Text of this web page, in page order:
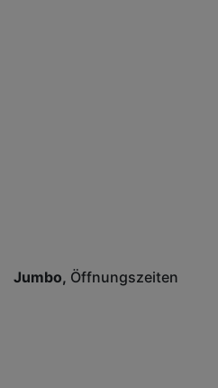
Jumbo Öffnungszeiten